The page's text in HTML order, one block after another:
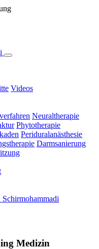
Videos
Neuraltherapie
Phytotherapie
Periduralanästhesie
Darmsanierung
Schirmohammadi
Medizin